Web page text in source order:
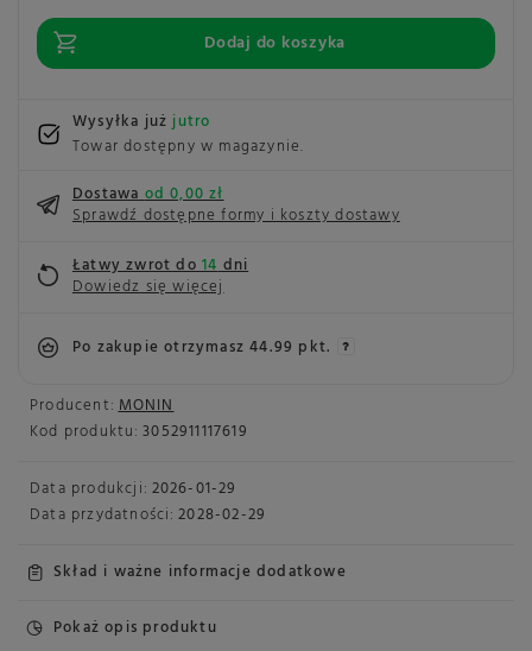
Producent: MONIN
Kod produktu: 3052911117619
Data produkcji: 2026-01-29
Data przydatności: 2028-02-29
Skład i ważne informacje dodatkowe
Pokaż opis produktu
Dodaj do koszyka
Wysyłka jużjutro
Towar dostępny w magazynie
Dostawaod 0,00 zł
Sprawdź dostępne formy i koszty dostawy
Łatwy zwrot do14dni
Dowiedz się więcej
Po zakupie otrzymasz44.99 pkt.